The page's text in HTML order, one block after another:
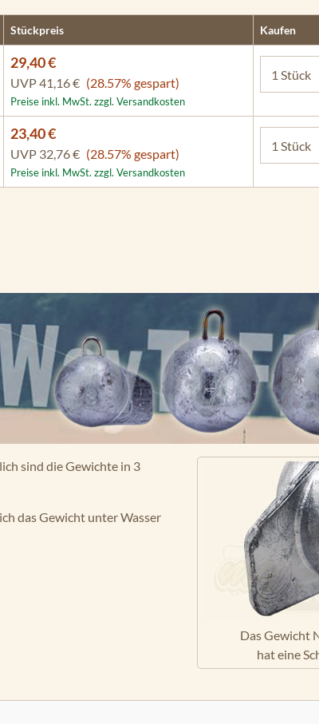
Stückpreis Kaufen
29,40 €
UVP41,16 € (28.57% gespart)
Preise inkl. MwSt. zzgl. Versandkosten
23,40 €
UVP 32,76 € (28.57% gespart)
Preise inkl. MwSt. zzgl. Versandkosten
Das Gewicht
hat eine
sind die Gewichte in 3
das Gewicht unter Wasser